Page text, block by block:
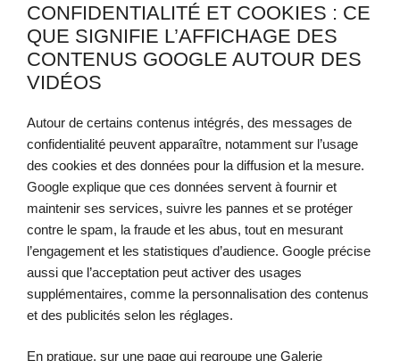
CONFIDENTIALITÉ ET COOKIES : CE
QUE SIGNIFIE L’AFFICHAGE DES
CONTENUS GOOGLE AUTOUR DES
VIDÉOS
Autour de certains contenus intégrés, des messages de
confidentialité peuvent apparaître, notamment sur l’usage
des cookies et des données pour la diffusion et la mesure.
Google explique que ces données servent à fournir et
maintenir ses services, suivre les pannes et se protéger
contre le spam, la fraude et les abus, tout en mesurant
l’engagement et les statistiques d’audience. Google précise
aussi que l’acceptation peut activer des usages
supplémentaires, comme la personnalisation des contenus
et des publicités selon les réglages.
En pratique, sur une page qui regroupe une Galerie